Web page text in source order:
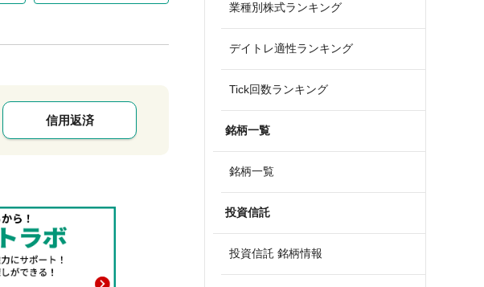
信用返済
業種別株式ランキング
デイトレ適性ランキング
Tick回数ランキング
銘柄一覧
銘柄一覧
投資信託
投資信託 銘柄情報